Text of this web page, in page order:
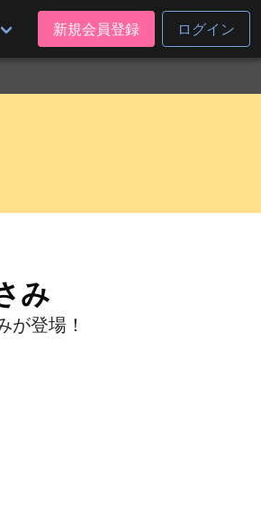
新規会員登録 ログイン
み
が登場！